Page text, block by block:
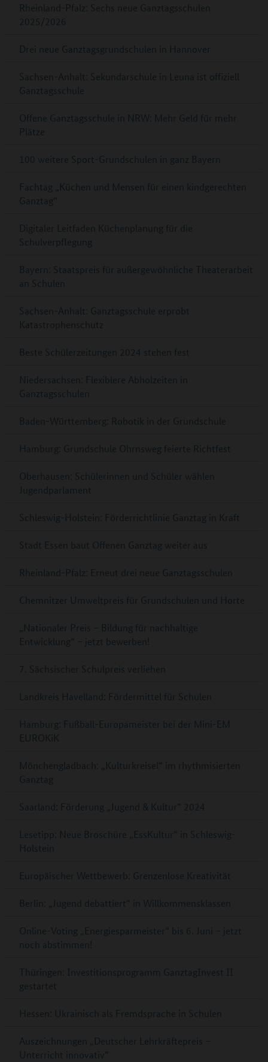
Rheinland-Pfalz: Sechs neue Ganztagsschulen
2025/2026
Drei neue Ganztagsgrundschulen in Hannover
Sachsen-Anhalt: Sekundarschule in Leuna ist offiziell
Ganztagsschule
Offene Ganztagsschule in NRW: Mehr Geld für mehr
Plätze
100 weitere Sport-Grundschulen in ganz Bayern
Fachtag „Küchen und Mensen für einen kindgerechten
Ganztag“
Digitaler Leitfaden Küchenplanung für die
Schulverpflegung
Bayern: Staatspreis für außergewöhnliche Theaterarbeit
an Schulen
Sachsen-Anhalt: Ganztagsschule erprobt
Katastrophenschutz
Beste Schülerzeitungen 2024 stehen fest
Niedersachsen: Flexiblere Abholzeiten in
Ganztagsschulen
Baden-Württemberg: Robotik in der Grundschule
Hamburg: Grundschule Ohrnsweg feierte Richtfest
Oberhausen: Schülerinnen und Schüler wählen
Jugendparlament
Schleswig-Holstein: Förderrichtlinie Ganztag in Kraft
Stadt Essen baut Offenen Ganztag weiter aus
Rheinland-Pfalz: Erneut drei neue Ganztagsschulen
Chemnitzer Umweltpreis für Grundschulen und Horte
„Nationaler Preis – Bildung für nachhaltige
Entwicklung“ – jetzt bewerben!
7. Sächsischer Schulpreis verliehen
Landkreis Havelland: Fördermittel für Schulen
Hamburg: Fußball-Europameister bei der Mini-EM
EUROKiK
Mönchengladbach: „Kulturkreisel“ im rhythmisierten
Ganztag
Saarland: Förderung „Jugend & Kultur“ 2024
Lesetipp: Neue Broschüre „EssKultur“ in Schleswig-
Holstein
Europäischer Wettbewerb: Grenzenlose Kreativität
Berlin: „Jugend debattiert“ in Willkommensklassen
Online-Voting „Energiesparmeister“ bis 6. Juni – jetzt
noch abstimmen!
Thüringen: Investitionsprogramm GanztagInvest II
gestartet
Hessen: Ukrainisch als Fremdsprache in Schulen
Auszeichnungen „Deutscher Lehrkräftepreis –
Unterricht innovativ“